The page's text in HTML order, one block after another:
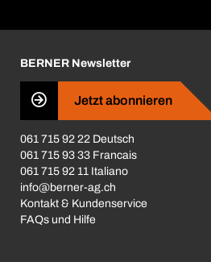
Business Conduct
BERNER Newsletter
Jetzt abonnieren
061 715 92 22 Deutsch
061 715 93 33 Francais
061 715 92 11 Italiano
info@berner-ag.ch
Kontakt & Kundenservice
FAQs und Hilfe